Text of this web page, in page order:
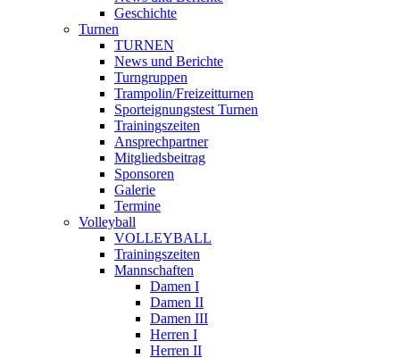
Geschichte
Turnen
TURNEN
News und Berichte
Turngruppen
Trampolin/Freizeitturnen
Sporteignungstest Turnen
Trainingszeiten
Ansprechpartner
Mitgliedsbeitrag
Sponsoren
Galerie
Termine
Volleyball
VOLLEYBALL
Trainingszeiten
Mannschaften
Damen I
Damen II
Damen III
Herren I
Herren II